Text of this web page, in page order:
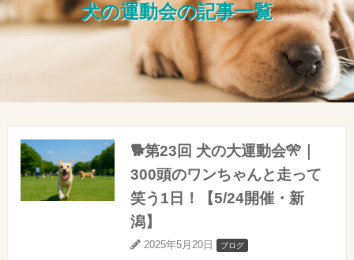
犬の運動会の記事一覧
🐕第23回 犬の大運動会🎌｜
300頭のワンちゃんと走って
笑う1日！【5/24開催・新
潟】
2025年5月20日 ブログ